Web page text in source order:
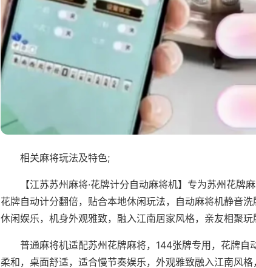
相关麻将玩法及特色;
【江苏苏州麻将·花牌计分自动麻将机】专为苏州花牌
花牌自动计分翻倍，贴合本地休闲玩法，自动麻将机静音
休闲娱乐，机身外观雅致，融入江南居家风格，亲友相聚玩
普通麻将机适配苏州花牌麻将，144张牌专用，花牌自
柔和，桌面舒适，适合慢节奏娱乐，外观雅致融入江南风格